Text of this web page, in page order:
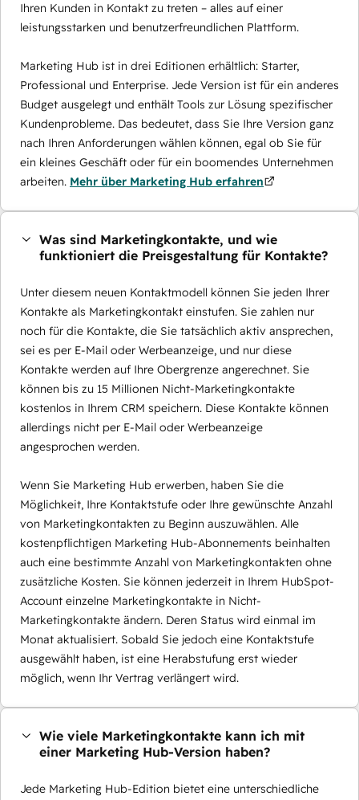
Ihren Kunden in Kontakt zu treten – alles auf einer
leistungsstarken und benutzerfreundlichen Plattform.
Marketing Hub ist in drei Editionen erhältlich: Starter,
Professional und Enterprise. Jede Version ist für ein anderes
Budget ausgelegt und enthält Tools zur Lösung spezifischer
Kundenprobleme. Das bedeutet, dass Sie Ihre Version ganz
nach Ihren Anforderungen wählen können, egal ob Sie für
ein kleines Geschäft oder für ein boomendes Unternehmen
arbeiten. Mehr über Marketing Hub erfahren
Was sind Marketingkontakte, und wie
funktioniert die Preisgestaltung für Kontakte?
Unter diesem neuen Kontaktmodell können Sie jeden Ihrer
Kontakte als Marketingkontakt einstufen. Sie zahlen nur
noch für die Kontakte, die Sie tatsächlich aktiv ansprechen,
sei es per E-Mail oder Werbeanzeige, und nur diese
Kontakte werden auf Ihre Obergrenze angerechnet. Sie
können bis zu 15 Millionen Nicht-Marketingkontakte
kostenlos in Ihrem CRM speichern. Diese Kontakte können
allerdings nicht per E-Mail oder Werbeanzeige
angesprochen werden.
Wenn Sie Marketing Hub erwerben, haben Sie die
Möglichkeit, Ihre Kontaktstufe oder Ihre gewünschte Anzahl
von Marketingkontakten zu Beginn auszuwählen. Alle
kostenpflichtigen Marketing Hub-Abonnements beinhalten
auch eine bestimmte Anzahl von Marketingkontakten ohne
zusätzliche Kosten. Sie können jederzeit in Ihrem HubSpot-
Account einzelne Marketingkontakte in Nicht-
Marketingkontakte ändern. Deren Status wird einmal im
Monat aktualisiert. Sobald Sie jedoch eine Kontaktstufe
ausgewählt haben, ist eine Herabstufung erst wieder
möglich, wenn Ihr Vertrag verlängert wird.
Wie viele Marketingkontakte kann ich mit
einer Marketing Hub-Version haben?
Jede Marketing Hub-Edition bietet eine unterschiedliche